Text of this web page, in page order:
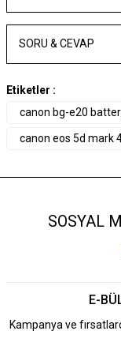
SORU & CEVAP
Etiketler :
canon bg-e20
canon eos 5d mark
SOSYAL
E-
Kampanya ve